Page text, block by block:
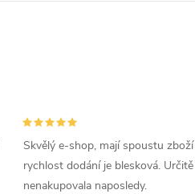
Skvělý e-shop, mají spoustu
rychlost dodání je blesková.
nenakupovala naposledy.